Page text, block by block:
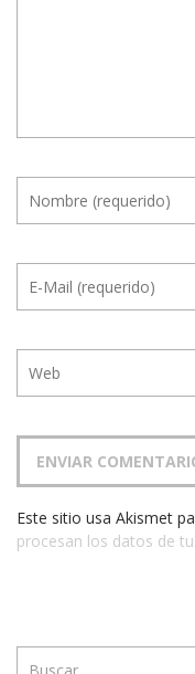
Este sitio usa Akismet
procesan los datos de